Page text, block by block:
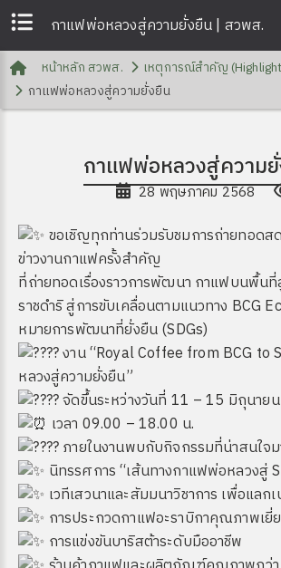
กาแฟพ่อหลวงสู่ความยั่งยืน | สวพส.
หน้าหลัก สวพส.
เหตุการณ์สำคัญ
กาแฟพ่อหลวงสู่ความยั่งยืน
กาแฟพ่อหลวงสู่ความ
28 พฤษภาคม 2568
ขอเชิญทุกท่านร่วมรับชมการถ่ายทอดส
ข่าวงานกาแฟครั้งสำคัญ
ที่ถ่ายทอดเรื่องราวการพัฒนา กาแฟบนพื้นที่
ราชดำริ สู่การขับเคลื่อนตามแนวทาง BCG
หมายการพัฒนาที่ยั่งยืน (SDGs)
งาน “Royal Coffee from BCG to
หลวงสู่ความยั่งยืน”
จัดขึ้นระหว่างวันที่ 11 – 15 มิถุนาย
เวลา 09.00 – 18.00 น.
ภายในงานพบกับกิจกรรมที่น่าสนใจ
นิทรรศการ “เส้นทางกาแฟพ่อหลวงสู่
เวทีเสวนาและสัมมนาวิชาการ เพื่อแลก
การประกวดกาแฟอะราบิกาคุณภาพเยี่
การแข่งขันบาริสต้าระดับมืออาชีพ